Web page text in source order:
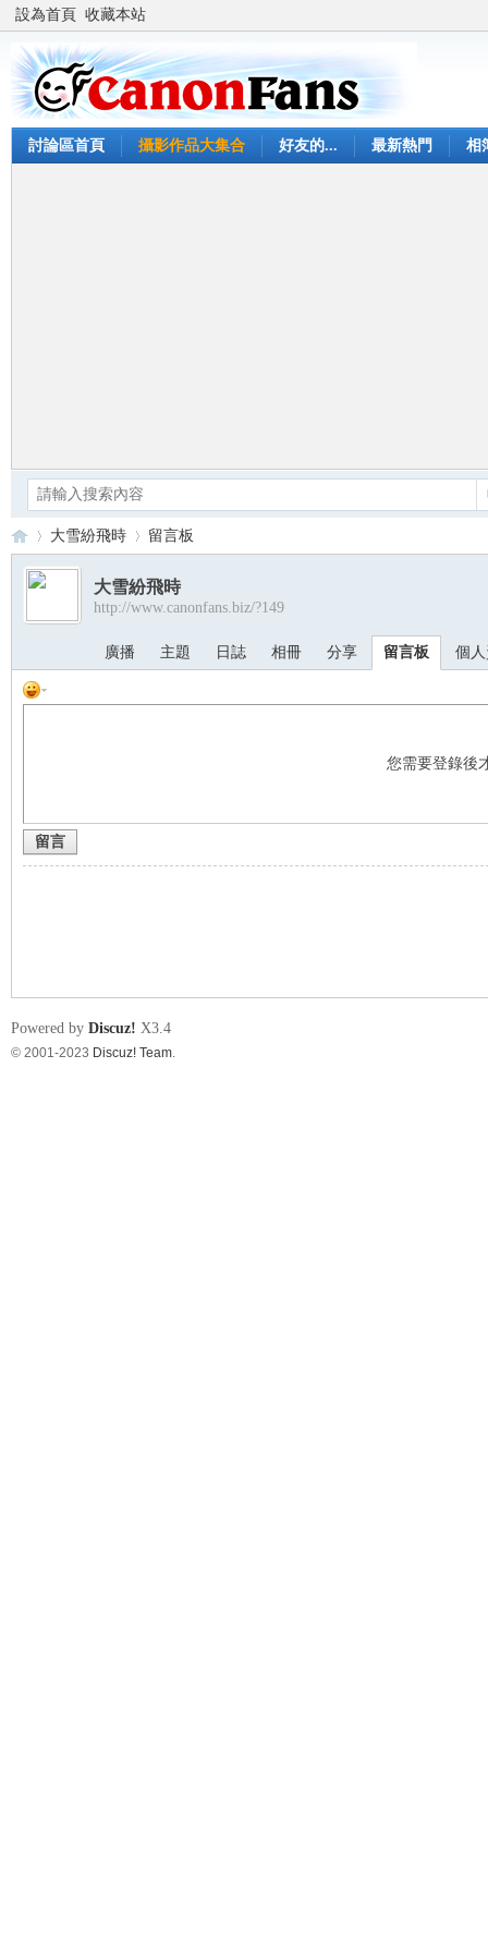
設為首頁 收藏本站
討論區首頁 攝影作品大集合 好友的... 最新熱門 相
Ca›
大雪紛飛時 留言板
大雪紛飛時
http://www.canonfans.biz/?149
廣播 主題 日誌 相冊 分享 留言板 個
您需要登錄後
留言
Powered by Discuz! X3.4
© 2001-2023 Discuz! Team.